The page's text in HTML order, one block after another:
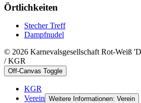
Örtlichkeiten
Stecher Treff
Dampfnudel
© 2026 Karnevalsgesellschaft Rot-Weiß
/ KGR
Off-Canvas Toggle
KGR
Verein Weitere Informationen: Verein